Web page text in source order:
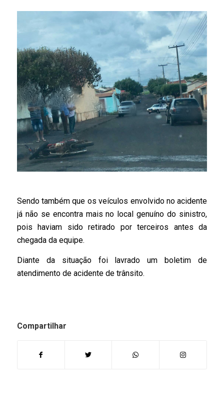
Sendo também que os veículos envolvido no acidente
já não se encontra mais no local genuíno do sinistro,
pois haviam sido retirado por terceiros antes da
chegada da equipe.
Diante da situação foi lavrado um boletim de
atendimento de acidente de trânsito.
Compartilhar